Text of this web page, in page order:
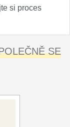
si proces
SE